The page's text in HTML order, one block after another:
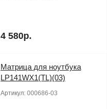
4 580р.
Матрица для ноутбука
LP141WX1(TL)(03)
Артикул: 000686-03